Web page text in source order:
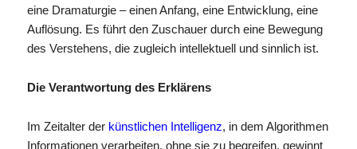
eine Dramaturgie – einen Anfang, eine Entwicklung, eine
Auflösung. Es führt den Zuschauer durch eine Bewegung
des Verstehens, die zugleich intellektuell und sinnlich ist.
Die Verantwortung des Erklärens
Im Zeitalter der künstlichen Intelligenz, in dem Algorithmen
Informationen verarbeiten, ohne sie zu begreifen, gewinnt